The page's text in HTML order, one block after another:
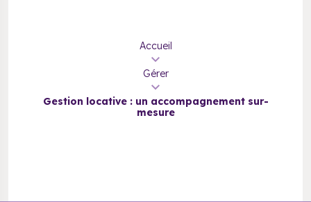
Accueil
Gérer
Gestion locative : un accompagnement sur-
mesure